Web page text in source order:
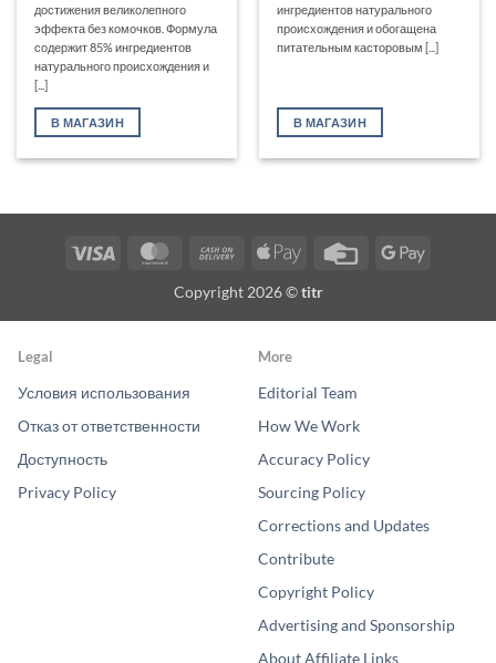
достижения великолепного
эффекта без комочков. Формула
содержит 85% ингредиентов
натурального происхождения и
[...]
В МАГАЗИН
ингредиентов натурального
происхождения и обогащена
питательным касторовым [...]
В МАГАЗИН
Visa MasterCardCash
Delivery
Apple
Credit
Google
Copyright 2026 ©titr
Legal
Условия использования
Отказ от ответственности
Доступность
Privacy Policy
More
Editorial Team
How We Work
Accuracy Policy
Sourcing Policy
Corrections and Updates
Contribute
Copyright Policy
Advertising and Sponsorship
About Affiliate Links